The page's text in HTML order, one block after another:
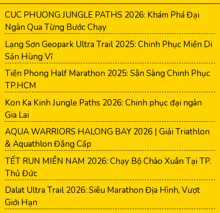
CUC PHUONG JUNGLE PATHS 2026: Khám Phá Đại
Ngàn Qua Từng Bước Chạy
Lạng Sơn Geopark Ultra Trail 2025: Chinh Phục Miền Di
Sản Hùng Vĩ
Tiền Phong Half Marathon 2025: Sẵn Sàng Chinh Phục
TP.HCM
Kon Ka Kinh Jungle Paths 2026: Chinh phục đại ngàn
Gia Lai
AQUA WARRIORS HALONG BAY 2026 | Giải Triathlon
& Aquathlon Đẳng Cấp
TẾT RUN MIỀN NAM 2026: Chạy Bộ Chào Xuân Tại TP.
Thủ Đức
Dalat Ultra Trail 2026: Siêu Marathon Địa Hình, Vượt
Giới Hạn